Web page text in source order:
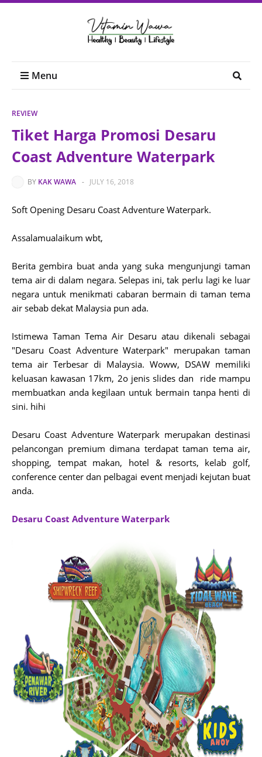
Menu
REVIEW
Tiket Harga Promosi Desaru
Coast Adventure Waterpark
BY KAK WAWA - JULY 16, 2018
Soft Opening Desaru Coast Adventure Waterpark.
Assalamualaikum wbt,
Berita gembira buat anda yang suka mengunjungi taman
tema air di dalam negara. Selepas ini, tak perlu lagi ke luar
negara untuk menikmati cabaran bermain di taman tema
air sebab dekat Malaysia pun ada.
Istimewa Taman Tema Air Desaru atau dikenali sebagai
"Desaru Coast Adventure Waterpark" merupakan taman
tema air Terbesar di Malaysia. Woww, DSAW memiliki
keluasan kawasan 17km, 2o jenis slides dan ride mampu
membuatkan anda kegilaan untuk bermain tanpa henti di
sini. hihi
Desaru Coast Adventure Waterpark merupakan destinasi
pelancongan premium dimana terdapat taman tema air,
shopping, tempat makan, hotel & resorts, kelab golf,
conference center dan pelbagai event menjadi kejutan buat
anda.
Desaru Coast Adventure Waterpark